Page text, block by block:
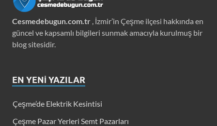
Cesmedebugun.com.tr , İzmir’in Çeşme ilçesi hakkında en
güncel ve kapsamlı bilgileri sunmak amacıyla kurulmuş bir
blog sitesidir.
EN YENI YAZILAR
Çeşme’de Elektrik Kesintisi
Çeşme Pazar Yerleri Semt Pazarları